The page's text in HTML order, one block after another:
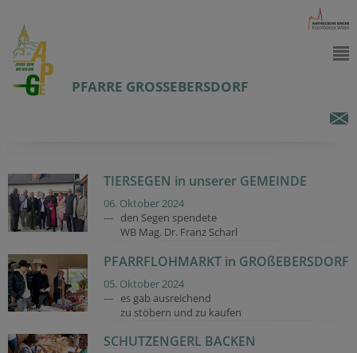
PFARRE GROSSEBERSDORF
TIERSEGEN in unserer GEMEINDE
06. Oktober 2024
--- den Segen spendete
WB Mag. Dr. Franz Scharl
PFARRFLOHMARKT in GROßEBERSDORF
05. Oktober 2024
--- es gab ausreichend
zu stöbern und zu kaufen
SCHUTZENGERL BACKEN